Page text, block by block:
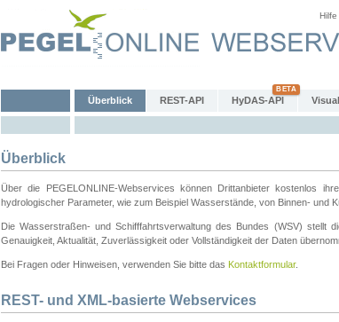
Hilfe
Überblick REST-API HyDAS-API
Überblick
Über die PEGELONLINE-Webservices können Drittanbieter kostenlos
hydrologischer Parameter, wie zum Beispiel Wasserstände, von Binnen- und
Die Wasserstraßen- und Schifffahrtsverwaltung des Bundes (WSV) stellt
Genauigkeit, Aktualität, Zuverlässigkeit oder Vollständigkeit der Daten
Bei Fragen oder Hinweisen, verwenden Sie bitte das Kontaktformular.
REST- und XML-basierte Webservices